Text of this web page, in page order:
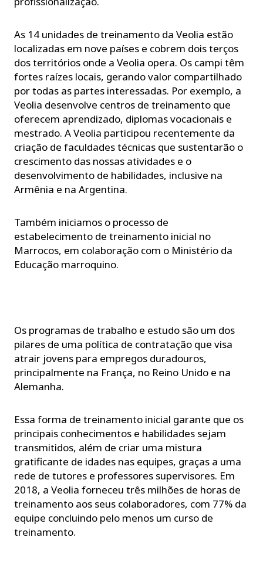
As 14 unidades de treinamento da Veolia estão
localizadas em nove países e cobrem dois terços
dos territórios onde a Veolia opera. Os campi têm
fortes raízes locais, gerando valor compartilhado
por todas as partes interessadas. Por exemplo, a
Veolia desenvolve centros de treinamento que
oferecem aprendizado, diplomas vocacionais e
mestrado. A Veolia participou recentemente da
criação de faculdades técnicas que sustentarão o
crescimento das nossas atividades e o
desenvolvimento de habilidades, inclusive na
Armênia e na Argentina.
Também iniciamos o processo de
estabelecimento de treinamento inicial no
Marrocos, em colaboração com o Ministério da
Educação marroquino.
Os programas de trabalho e estudo são um dos
pilares de uma política de contratação que visa
atrair jovens para empregos duradouros,
principalmente na França, no Reino Unido e na
Alemanha.
Essa forma de treinamento inicial garante que os
principais conhecimentos e habilidades sejam
transmitidos, além de criar uma mistura
gratificante de idades nas equipes, graças a uma
rede de tutores e professores supervisores. Em
2018, a Veolia forneceu três milhões de horas de
treinamento aos seus colaboradores, com 77% da
equipe concluindo pelo menos um curso de
treinamento.